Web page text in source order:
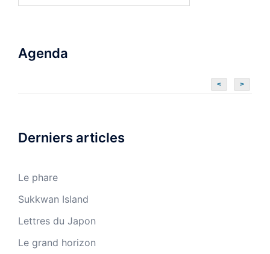
Agenda
< >
Derniers articles
Le phare
Sukkwan Island
Lettres du Japon
Le grand horizon